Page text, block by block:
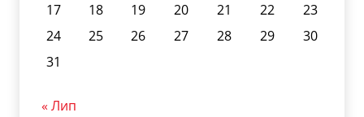
17
18 19 20 21 22
23
24
25 26 27 28 29
30
31
« Лип